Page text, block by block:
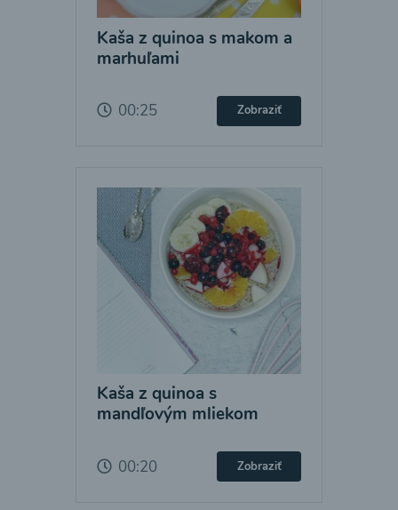
Kaša z quinoa s makom a
marhuľami
00:25 Zobraziť
Kaša z quinoa s
mandľovým mliekom
00:20 Zobraziť